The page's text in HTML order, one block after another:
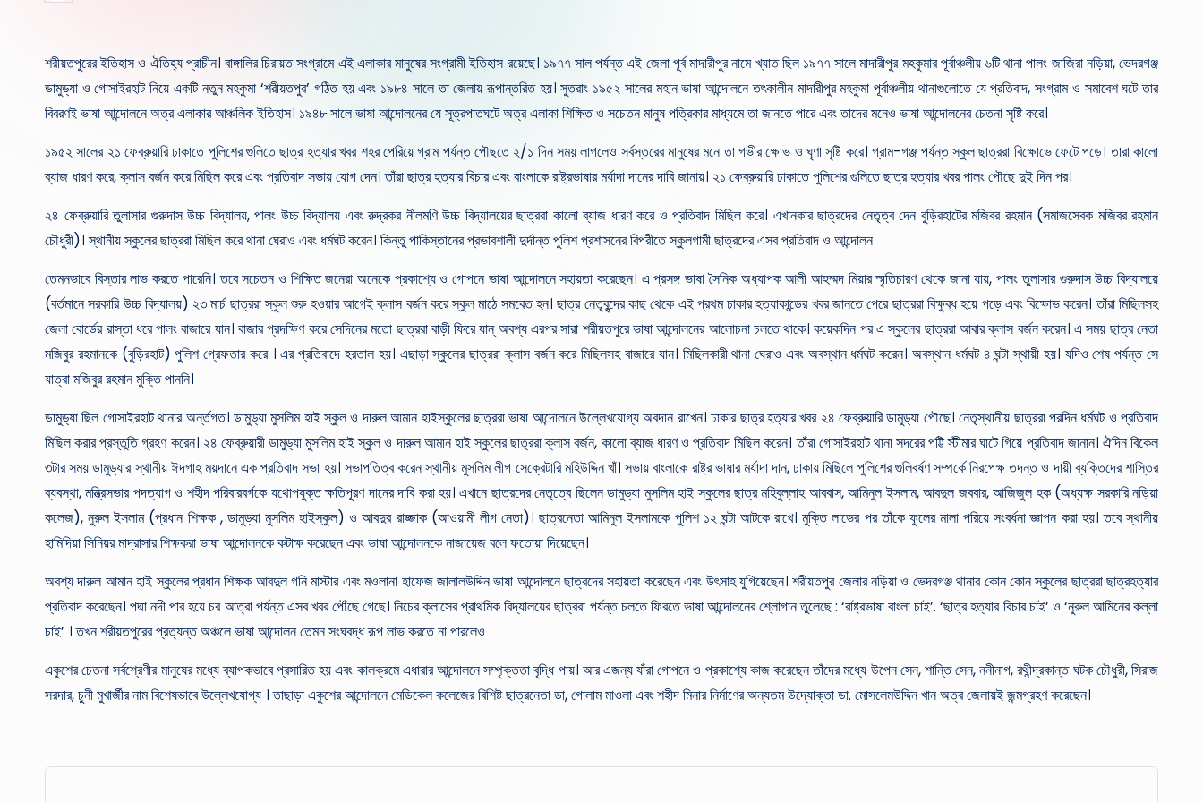
by
শরীয়তপুরের ইতিহাস ও ঐতিহ্য প্রাচীন। বাঙ্গালির চিরায়ত সংগ্রামে এই এলাকার মানুষের সংগ্রামী ইতিহাস রয়েছে। ১৯৭৭ সাল পর্যন্ত এই জেলা পূর্ব মাদারীপুর নামে খ্যাত ছিল ১৯৭৭ সালে মাদারীপুর মহকুমার পূর্বাঞ্চলীয় ৬টি থানা পালং জাজিরা নড়িয়া, ভেদরগঞ্জ
ডামুড্যা ও গোসাইরহাট নিয়ে একটি নতুন মহকুমা ‘শরীয়তপুর’ গঠিত হয় এবং ১৯৮৪ সালে তা জেলায় রূপান্তরিত হয়। সুতরাং ১৯৫২ সালের মহান ভাষা আন্দোলনে তৎকালীন মাদারীপুর মহকুমা পূর্বাঞ্চলীয় থানাগুলোতে যে প্রতিবাদ, সংগ্রাম ও সমাবেশ ঘটে তার
বিবরণই ভাষা আন্দোলনে অত্র এলাকার আঞ্চলিক ইতিহাস। ১৯৪৮ সালে ভাষা আন্দোলনের যে সূত্রপাতঘটে অত্র এলাকা শিক্ষিত ও সচেতন মানুষ পত্রিকার মাধ্যমে তা জানতে পারে এবং তাদের মনেও ভাষা আন্দোলনের চেতনা সৃষ্টি করে।
১৯৫২ সালের ২১ ফেব্রুয়ারি ঢাকাতে পুলিশের গুলিতে ছাত্র হত্যার খবর শহর পেরিয়ে গ্রাম পর্যন্ত পৌছতে ২/১ দিন সময় লাগলেও সর্বস্তরের মানুষের মনে তা গভীর ক্ষোভ ও ঘৃণা সৃষ্টি করে। গ্রাম-গঞ্জ পর্যন্ত স্কুল ছাত্ররা বিক্ষোভে ফেটে পড়ে। তারা কালো
ব্যাজ ধারণ করে, ক্লাস বর্জন করে মিছিল করে এবং প্রতিবাদ সভায় যোগ দেন। তাঁরা ছাত্র হত্যার বিচার এবং বাংলাকে রাষ্ট্রভাষার মর্যাদা দানের দাবি জানায়। ২১ ফেব্রুয়ারি ঢাকাতে পুলিশের গুলিতে ছাত্র হত্যার খবর পালং পৌছে দুই দিন পর।
২৪ ফেব্রুয়ারি তুলাসার গুরুদাস উচ্চ বিদ্যালয়, পালং উচ্চ বিদ্যালয় এবং রুদ্রকর নীলমণি উচ্চ বিদ্যালয়ের ছাত্ররা কালো ব্যাজ ধারণ করে ও প্রতিবাদ মিছিল করে। এখানকার ছাত্রদের নেতৃত্ব দেন বুড়িরহাটের মজিবর রহমান (সমাজসেবক মজিবর রহমান
চৌধুরী)। স্থানীয় স্কুলের ছাত্ররা মিছিল করে থানা ঘেরাও এবং ধর্মঘট করেন। কিন্তু পাকিস্তানের প্রভাবশালী দুর্দান্ত পুলিশ প্রশাসনের বিপরীতে স্কুলগামী ছাত্রদের এসব প্রতিবাদ ও আন্দোলন
তেমনভাবে বিস্তার লাভ করতে পারেনি। তবে সচেতন ও শিক্ষিত জনেরা অনেকে প্রকাশ্যে ও গোপনে ভাষা আন্দোলনে সহায়তা করেছেন। এ প্রসঙ্গ ভাষা সৈনিক অধ্যাপক আলী আহম্মদ মিয়ার স্মৃতিচারণ থেকে জানা যায়, পালং তুলাসার গুরুদাস উচ্চ বিদ্যালয়ে
(বর্তমানে সরকারি উচ্চ বিদ্যালয়) ২৩ মার্চ ছাত্ররা স্কুল শুরু হওয়ার আগেই ক্লাস বর্জন করে স্কুল মাঠে সমবেত হন। ছাত্র নেতৃবৃন্দের কাছ থেকে এই প্রথম ঢাকার হত্যাকান্ডের খবর জানতে পেরে ছাত্ররা বিক্ষুব্ধ হয়ে পড়ে এবং বিক্ষোভ করেন। তাঁরা মিছিলসহ
জেলা বোর্ডের রাস্তা ধরে পালং বাজারে যান। বাজার প্রদক্ষিণ করে সেদিনের মতো ছাত্ররা বাড়ী ফিরে যান্ অবশ্য এরপর সারা শরীয়তপুরে ভাষা আন্দোলনের আলোচনা চলতে থাকে। কয়েকদিন পর এ স্কুলের ছাত্ররা আবার ক্লাস বর্জন করেন। এ সময় ছাত্র নেতা
মজিবুর রহমানকে (বুড়িরহাট) পুলিশ গ্রেফতার করে । এর প্রতিবাদে হরতাল হয়। এছাড়া স্কুলের ছাত্ররা ক্লাস বর্জন করে মিছিলসহ বাজারে যান। মিছিলকারী থানা ঘেরাও এবং অবস্থান ধর্মঘট করেন। অবস্থান ধর্মঘট ৪ ঘন্টা স্থায়ী হয়। যদিও শেষ পর্যন্ত সে
যাত্রা মজিবুর রহমান মুক্তি পাননি।
ডামুড্যা ছিল গোসাইরহাট থানার অর্ন্তগত। ডামুড্যা মুসলিম হাই স্কুল ও দারুল আমান হাইস্কুলের ছাত্ররা ভাষা আন্দোলনে উল্লেখযোগ্য অবদান রাখেন। ঢাকার ছাত্র হত্যার খবর ২৪ ফেব্রুয়ারি ডামুড্যা পৌছে। নেতৃস্থানীয় ছাত্ররা পরদিন ধর্মঘট ও প্রতিবাদ
মিছিল করার প্রস্তুতি গ্রহণ করেন। ২৪ ফেব্রুয়ারী ডামুড্যা মুসলিম হাই স্কুল ও দারুল আমান হাই স্কুলের ছাত্ররা ক্লাস বর্জন, কালো ব্যাজ ধারণ ও প্রতিবাদ মিছিল করেন। তাঁরা গোসাইরহাট থানা সদরের পট্টি স্টীমার ঘাটে গিয়ে প্রতিবাদ জানান। ঐদিন বিকেল
৩টার সময় ডামুড্যার স্থানীয় ঈদগাহ ময়দানে এক প্রতিবাদ সভা হয়। সভাপতিত্ব করেন স্থানীয় মুসলিম লীগ সেক্রেটারি মহিউদ্দিন খাঁ। সভায় বাংলাকে রাষ্ট্র ভাষার মর্যাদা দান, ঢাকায় মিছিলে পুলিশের গুলিবর্ষণ সম্পর্কে নিরপেক্ষ তদন্ত ও দায়ী ব্যক্তিদের শাস্তির
ব্যবস্থা, মন্ত্রিসভার পদত্যাগ ও শহীদ পরিবারবর্গকে যথোপযুক্ত ক্ষতিপূরণ দানের দাবি করা হয়। এখানে ছাত্রদের নেতৃত্বে ছিলেন ডামুড্যা মুসলিম হাই স্কুলের ছাত্র মহিবুল্লাহ আববাস, আমিনুল ইসলাম, আবদুল জববার, আজিজুল হক (অধ্যক্ষ সরকারি নড়িয়া
কলেজ), নুরুল ইসলাম (প্রধান শিক্ষক , ডামুড্যা মুসলিম হাইস্কুল) ও আবদুর রাজ্জাক (আওয়ামী লীগ নেতা)। ছাত্রনেতা আমিনুল ইসলামকে পুলিশ ১২ ঘন্টা আটকে রাখে। মুক্তি লাভের পর তাঁকে ফুলের মালা পরিয়ে সংবর্ধনা জ্ঞাপন করা হয়। তবে স্থানীয়
হামিদিয়া সিনিয়র মাদ্রাসার শিক্ষকরা ভাষা আন্দোলনকে কটাক্ষ করেছেন এবং ভাষা আন্দোলনকে নাজায়েজ বলে ফতোয়া দিয়েছেন।
অবশ্য দারুল আমান হাই স্কুলের প্রধান শিক্ষক আবদুল গনি মাস্টার এবং মওলানা হাফেজ জালালউদ্দিন ভাষা আন্দোলনে ছাত্রদের সহায়তা করেছেন এবং উৎসাহ যুগিয়েছেন। শরীয়তপুর জেলার নড়িয়া ও ভেদরগঞ্জ থানার কোন কোন স্কুলের ছাত্ররা ছাত্রহত্যার
প্রতিবাদ করেছেন। পদ্মা নদী পার হয়ে চর আত্রা পর্যন্ত এসব খবর পৌঁছে গেছে। নিচের ক্লাসের প্রাথমিক বিদ্যালয়ের ছাত্ররা পর্যন্ত চলতে ফিরতে ভাষা আন্দোলনের শ্লোগান তুলেছে : ‘রাষ্ট্রভাষা বাংলা চাই’. ‘ছাত্র হত্যার বিচার চাই’ ও ‘নুরুল আমিনের কল্লা
চাই’ । তখন শরীয়তপুরের প্রত্যন্ত অঞ্চলে ভাষা আন্দোলন তেমন সংঘবদ্ধ রূপ লাভ করতে না পারলেও
একুশের চেতনা সর্বশ্রেণীর মানুষের মধ্যে ব্যাপকভাবে প্রসারিত হয় এবং কালক্রমে এধারার আন্দোলনে সম্পৃক্ততা বৃদ্ধি পায়। আর এজন্য যাঁরা গোপনে ও প্রকাশ্যে কাজ করেছেন তাঁদের মধ্যে উপেন সেন, শান্তি সেন, ননীনাগ, রথীন্দ্রকান্ত ঘটক চৌধুরী, সিরাজ
সরদার, চুনী মুখার্জীর নাম বিশেষভাবে উল্লেখযোগ্য । তাছাড়া একুশের আন্দোলনে মেডিকেল কলেজের বিশিষ্ট ছাত্রনেতা ডা, গোলাম মাওলা এবং শহীদ মিনার নির্মাণের অন্যতম উদ্যোক্তা ডা. মোসলেমউদ্দিন খান অত্র জেলায়ই জন্মগ্রহণ করেছেন।